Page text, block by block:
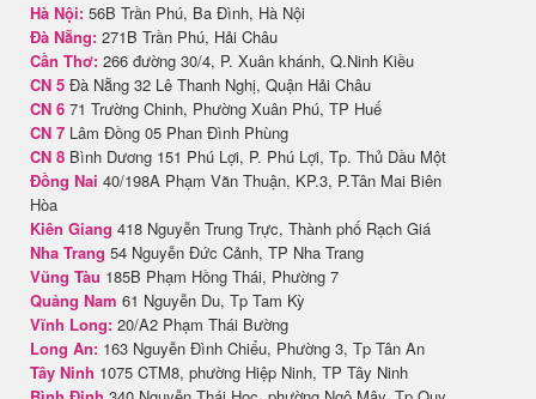
Hà Nội: 56B Trần Phú, Ba Đình, Hà Nội
Đà Nẵng: 271B Trần Phú, Hải Châu
Cần Thơ: 266 đường 30/4, P. Xuân khánh, Q.Ninh Kiều
CN 5 Đà Nẵng 32 Lê Thanh Nghị, Quận Hải Châu
CN 6 71 Trường Chinh, Phường Xuân Phú, TP Huế
CN 7 Lâm Đồng 05 Phan Đình Phùng
CN 8 Bình Dương 151 Phú Lợi, P. Phú Lợi, Tp. Thủ Dầu Một
Đồng Nai 40/198A Phạm Văn Thuận, KP.3, P.Tân Mai Biên
Hòa
Kiên Giang 418 Nguyễn Trung Trực, Thành phố Rạch Giá
Nha Trang 54 Nguyễn Đức Cảnh, TP Nha Trang
Vũng Tàu 185B Phạm Hồng Thái, Phường 7
Quảng Nam 61 Nguyễn Du, Tp Tam Kỳ
Vĩnh Long: 20/A2 Phạm Thái Bường
Long An: 163 Nguyễn Đình Chiểu, Phường 3, Tp Tân An
Tây Ninh 1075 CTM8, phường Hiệp Ninh, TP Tây Ninh